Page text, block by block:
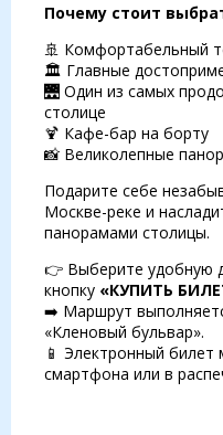
Почему стоит
🚢 Комфортабельный
🏛 Главные
🌉 Один из самых
столице
🍹 Кафе-бар на борту
📸 Великолепные
Подарите себе
Москве-реке и
панорамами столицы.
👉 Выберите удобную
кнопку «КУПИТЬ
➡️ Маршрут
«Кленовый бульвар».
📱 Электронный
смартфона или в